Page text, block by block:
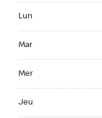
Lun
Mar
Mer
Jeu